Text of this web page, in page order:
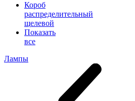
Короб
распределительный
щелевой
Показать
все
Лампы